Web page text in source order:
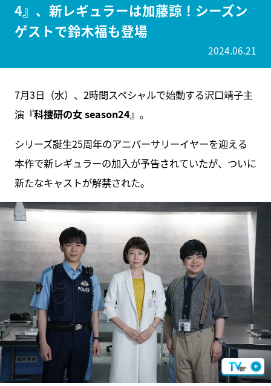
4』、新レギュラーは加藤諒！シーズン
ゲストで鈴木福も登場
2024.06.21
7月3日（水）、2時間スペシャルで始動する沢口靖子主
演『科捜研の女 season24』 。
シリーズ誕生25周年のアニバーサリーイヤーを迎える
本作で新レギュラーの加入が予告されていたが、ついに
新たなキャストが解禁された。